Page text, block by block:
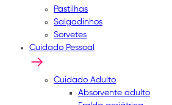
Pastilhas
Salgadinhos
Sorvetes
Cuidado Pessoal
Cuidado Adulto
Absorvente adulto